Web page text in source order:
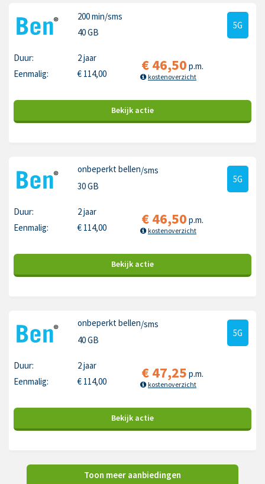
200 min/sms
40 GB
5G
Duur:
2 jaar
Eenmalig:
€ 114,00 €46,50 p.m.
kostenoverzicht
Bekijk actie
onbeperkt bellen/sms
30 GB
5G
Duur:
2 jaar
Eenmalig:
€ 114,00 €46,50 p.m.
kostenoverzicht
Bekijk actie
onbeperkt bellen/sms
40 GB
5G
Duur:
2 jaar
Eenmalig:
€ 114,00 €47,25 p.m.
kostenoverzicht
Bekijk actie
Toon meer aanbiedingen